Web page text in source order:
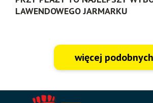
LAWENDOWEGO JARMARKU
więcej podobnych